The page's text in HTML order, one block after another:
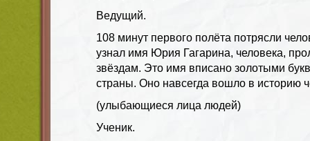
Ведущий.
108 минут первого полёта потрясли
узнал имя Юрия Гагарина, человека,
звёздам. Это имя вписано золотыми
страны. Оно навсегда вошло в историю
(улыбающиеся лица людей)
Ученик.